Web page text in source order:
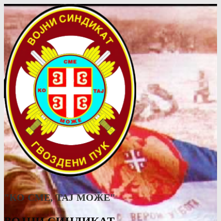
"КО СМЕ, ТАJ МОЖЕ"